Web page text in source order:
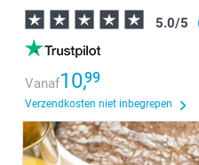
5.0/5
Vanaf10,99
Verzendkosten niet inbegrepen